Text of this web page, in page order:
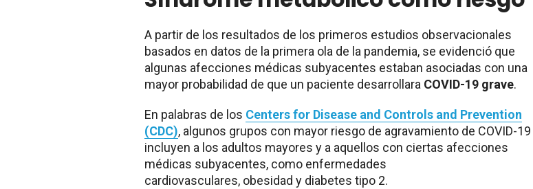
A partir de los resultados de los primeros estudios observacionales
basados ​​en datos de la primera ola de la pandemia, se evidenció que
algunas afecciones médicas subyacentes estaban asociadas con una
mayor probabilidad de que un paciente desarrollara COVID-19 grave.
En palabras de los Centers for Disease and Controls and Prevention
(CDC), algunos grupos con mayor riesgo de agravamiento de COVID-19
incluyen a los adultos mayores y a aquellos con ciertas afecciones
médicas subyacentes, como enfermedades
cardiovasculares, obesidad y diabetes tipo 2.